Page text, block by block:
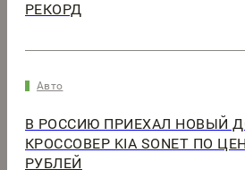
РЕКОРД
Авто
В РОССИЮ ПРИЕХАЛ НОВЫЙ
КРОССОВЕР KIA SONET ПО
РУБЛЕЙ